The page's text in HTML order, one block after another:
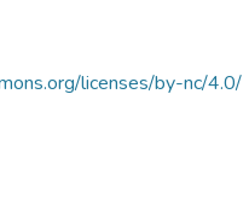
licenses/by-nc/4.0/